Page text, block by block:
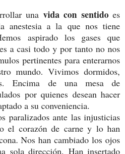
una vida con sentidoes
anestesia a la que nos tiene
aspirado los gases que
a casi todo y por tanto no nos
pertinentes para enterarnos
mundo. Vivimos dormidos,
Encima de una mesa de
por quienes desean hacer
a su conveniencia.
ante las injusticias
el corazón de carne y lo han
Nos han cambiado los ojos
sola dirección. Han insertado